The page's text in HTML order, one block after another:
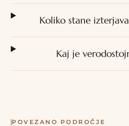
Koliko stane
Kaj je
POVEZANO PODROČJE